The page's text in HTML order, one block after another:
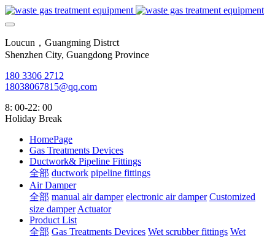
Loucun，Guangming Distrct
Shenzhen City, Guangdong Province
180 3306 2712
18038067815@qq.com
8: 00-22: 00
Holiday Break
HomePage
Gas Treatments Devices
Ductwork& Pipeline Fittings
全部 ductwork pipeline fittings
Air Damper
全部 manual air damper electronic air damper Customized
size damper Actuator
Product List
全部 Gas Treatments Devices Wet scrubber fittings Wet